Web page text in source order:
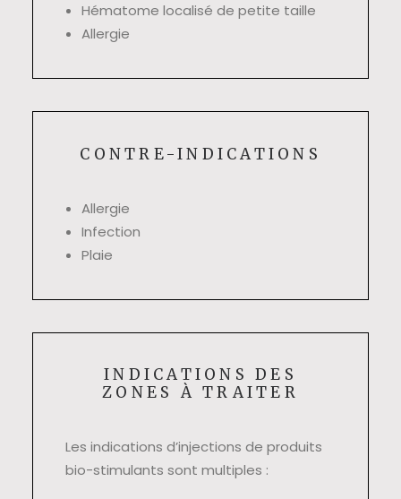
Hématome localisé de petite taille
Allergie
CONTRE-INDICATIONS
Allergie
Infection
Plaie
INDICATIONS DES
ZONES À TRAITER
Les indications d’injections de produits
bio-stimulants sont multiples :